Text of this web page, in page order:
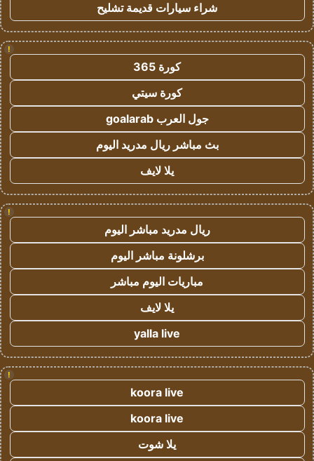
شراء سيارات قديمة تشليح
!
كورة 365
كورة سيتي
جول العرب goalarab
بث مباشر ريال مدريد اليوم
يلا لايف
!
ريال مدريد مباشر اليوم
برشلونة مباشر اليوم
مباريات اليوم مباشر
يلا لايف
yalla live
!
koora live
koora live
يلا شوت